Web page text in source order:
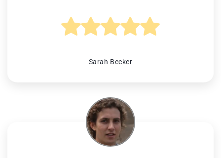
Sarah Becker